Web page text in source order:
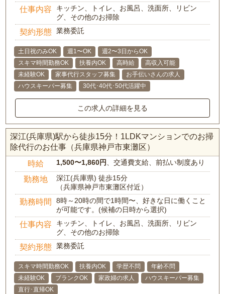
仕事内容
キッチン、トイレ、お風呂、洗面所、リビン
グ、その他のお掃除
契約形態 業務委託
土日祝のみOK 週1〜OK
週2〜3日からOK
スキマ時間勤務OK
扶養内OK 高時給
高収入可能
未経験OK
家事代行スタッフ募集
お手伝いさんの求人
ハウスキーパー募集
30代･40代･50代活躍中
この求人の詳細を見る
深江(兵庫県)駅から徒歩15分！1LDKマンションでのお掃
除代行のお仕事（兵庫県神戸市東灘区）
時給 1,500〜1,860円 、交通費支給、前払い制度あり
勤務地
深江(兵庫県) 徒歩15分
（兵庫県神戸市東灘区付近）
勤務時間
8時～20時の間で1時間〜、好きな日に働くこと
が可能です。(候補の日時から選択)
仕事内容
キッチン、トイレ、お風呂、洗面所、リビン
グ、その他のお掃除
契約形態 業務委託
スキマ時間勤務OK 扶養内OK 学歴不問
年齢不問
未経験OK
ブランクOK 家政婦の求人
ハウスキーパー募集
直行･直帰OK